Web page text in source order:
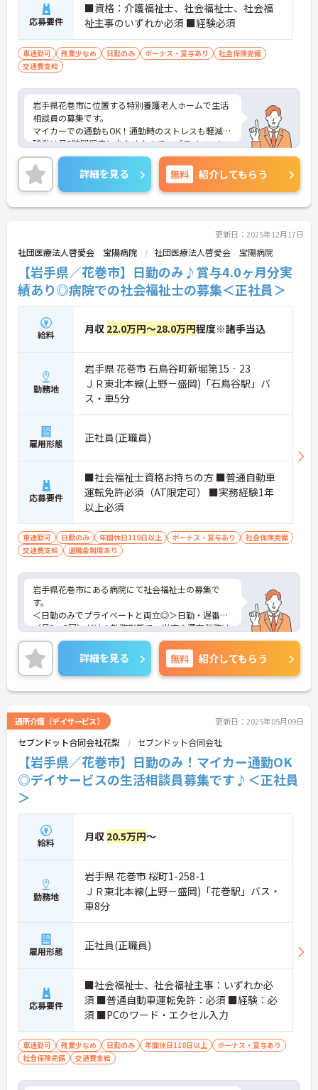
応募要件
■資格：介護福祉士、社会福祉士、社会福
祉主事のいずれか必須 ■経験必須
車通勤可 残業少なめ 日勤のみ ボーナス・賞与あり
社会保険完備
交通費支給
岩手県花巻市に位置する特別養護老人ホームで生活
相談員の募集です。
マイカーでの通勤もOK！通勤時のストレスも軽減。
残業は月5時間程度と少なめなので、プライベート
と両立しやすい職場です。
また昇給や賞与制度があり、頑張りが評価されてし
っかりと還元されます。さらに資格手当や職務手当
もあるのは嬉しいポイントです！
こちらの求人にご興味がございましたら面接のポイ
詳細を見る 無料 紹介してもらう
更新日：2025年12月17日
社団医療法人啓愛会 宝陽病院 社団医療法人啓愛会 宝陽病院
【岩手県／花巻市】日勤のみ♪賞与4.0ヶ月分実
績あり◎病院での社会福祉士の募集＜正社員＞
給料 月収 22.0万円～28.0万円程度※諸手当込
勤務地
岩手県 花巻市 石鳥谷町新堀第15‐23
ＪＲ東北本線(上野－盛岡)「石鳥谷駅」バ
ス・車5分
雇用形態 正社員(正職員)
応募要件
■社会福祉士資格お持ちの方 ■普通自動車
運転免許必須（AT限定可） ■実務経験1年
以上必須
車通勤可 日勤のみ 年間休日110日以上 ボーナス・賞与あり
社会保険完備
交通費支給
退職金制度あり
岩手県花巻市にある病院にて社会福祉士の募集で
す。
＜日勤のみでプライベートと両立◎＞日勤・遅番
（月1～2回）だけの勤務形態で、当直や深夜業務は
ありません。家庭やプライベートと両立しやすい働
き方が可能です。
＜手厚い休暇・福利厚生制度＞年間休日117日、夏
季休暇・年末年始休暇など休暇制度が充実。医療費
助成や退職金制度、保養施設優待利用などの福利厚
＜通勤も快適♪＞車通勤可能で駐車場も無料で利用
できます。
ご興味のある方には、面接対策ポイントなど、さら
に詳細をお話しいたしますので、お気軽にご相談く
ださい。
詳細を見る 無料 紹介してもらう
通所介護（デイサービス） 更新日：2025年05月09日
セブンドット合同会社花梨 セブンドット合同会社
【岩手県／花巻市】日勤のみ！マイカー通勤OK
◎デイサービスの生活相談員募集です♪＜正社員
＞
給料 月収 20.5万円～
勤務地
岩手県 花巻市 桜町1-258-1
ＪＲ東北本線(上野－盛岡)「花巻駅」バス・
車8分
雇用形態 正社員(正職員)
応募要件
■社会福祉士、社会福祉主事：いずれか必
須 ■普通自動車運転免許：必須 ■経験：必
須 ■PCのワード・エクセル入力
車通勤可 残業少なめ 日勤のみ 年間休日110日以上
ボーナス・賞与あり
社会保険完備
交通費支給